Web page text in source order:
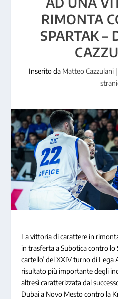
RIMONTA
SPARTAK –
Inserito da Matteo Cazzulani |
La vittoria di carattere in
in trasferta a Subotica contro lo
cartello’ del XXIV turno di
risultato più importante degli
altresì caratterizzata dal
Dubai a Novo Mesto contro la